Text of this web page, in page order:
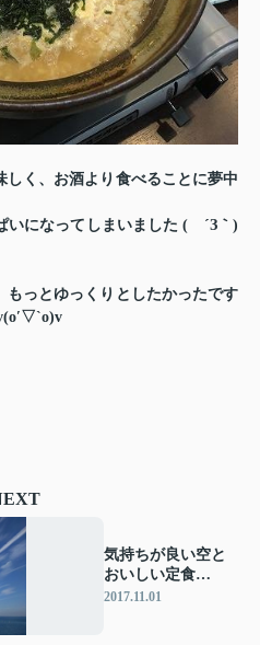
しく、お酒より食べることに夢中
いになってしまいました ( ´З｀)
もっとゆっくりとしたかったです
気持ちが良い空と
おいしい定食
（29.11．1）
2017.11.01